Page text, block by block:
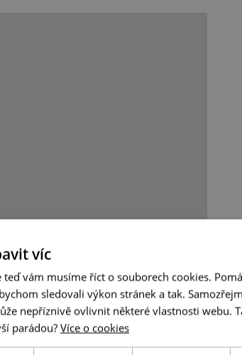
víc
vám musíme říct o souborech cookies.
sledovali výkon stránek a tak.
nepříznivě ovlivnit některé vlastnosti webu.
parádou?Více o cookies